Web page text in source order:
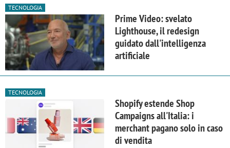
TECNOLOGIA
Prime Video: svelato
Lighthouse, il redesign
guidato dall'intelligenza
artificiale
TECNOLOGIA
Shopify estende Shop
Campaigns all'Italia: i
merchant pagano solo in caso
di vendita